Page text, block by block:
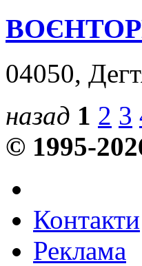
04050,
назад 1 2 3
© 1995-
Контакти
Реклама